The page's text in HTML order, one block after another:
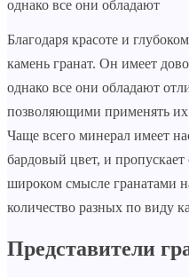
однако все они обладают
Благодаря красоте и
камень гранат. Он имеет
однако все они обладают
позволяющими применять
Чаще всего минерал имеет
бардовый цвет, и
широком смысле гранатами
количество разных по виду
Представители